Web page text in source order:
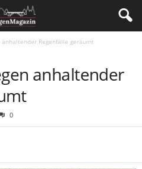
Regenfälle geräumt
anhaltender
0